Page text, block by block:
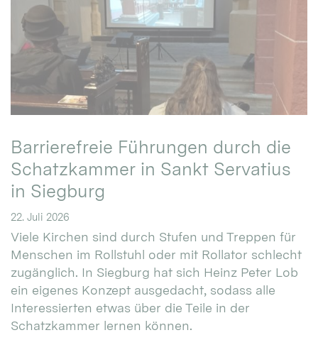
Barrierefreie Führungen durch die
Schatzkammer in Sankt Servatius
in Siegburg
22. Juli 2026
Viele Kirchen sind durch Stufen und Treppen für
Menschen im Rollstuhl oder mit Rollator schlecht
zugänglich. In Siegburg hat sich Heinz Peter Lob
ein eigenes Konzept ausgedacht, sodass alle
Interessierten etwas über die Teile in der
Schatzkammer lernen können.